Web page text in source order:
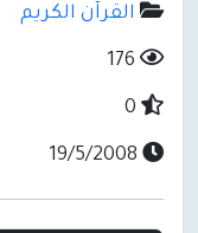
القرآن الكريم